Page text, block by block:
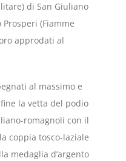
di San Giuliano
Prosperi (Fiamme
approdati al
al massimo e
la vetta del podio
romagnoli con il
coppia tosco-laziale
medaglia d’argento